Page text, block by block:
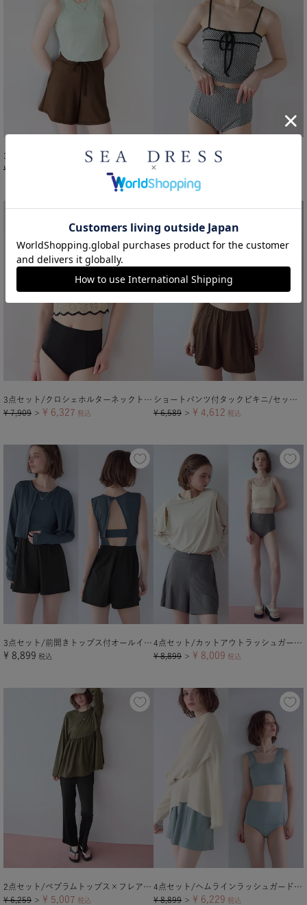
3点セット/ショートパンツ×タンクトップビキニ/水着
¥
¥
3点セット/クロシェホルターネックトップス×ビキニ/水着【メール便可／100】
¥ 7,909 ＞ ¥ 6,327 税込
ショートパンツ付タックビキニ/セット水着
¥ 6,589 ＞ ¥ 4,612 税込
3点セット/前開きトップス付オールインワン/ラッシュガード
¥ 8,899 税込
4点セット/カットアウトラッシュガード×ビキニ/水着
¥ 8,899 ＞ ¥ 8,009 税込
2点セット/ペプラムトップス×フレアレギンス/ラッシュガード
¥ 6,259 ＞ ¥ 5,007 税込
4点セット/ヘムラインラッシュガード×ビキニ/水着
¥ 8,899 ＞ ¥ 6,229 税込